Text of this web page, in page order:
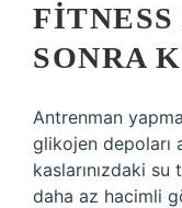
SONRA
Antrenman
glikojen depoları
kaslarınızdaki su
daha az hacimli